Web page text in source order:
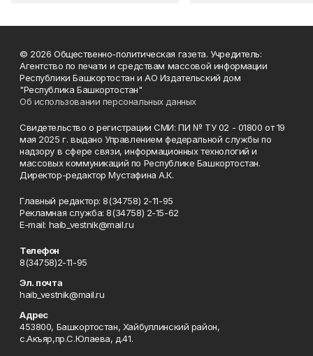
© 2026 Общественно-политическая газета. Учредитель:
Агентство по печати и средствам массовой информации
Республики Башкортостан и АО Издательский дом
"Республика Башкортостан"
Об использовании персональных данных
Свидетельство о регистрации СМИ: ПИ № ТУ 02 - 01800 от 19
мая 2025 г. выдано Управлением федеральной службы по
надзору в сфере связи, информационных технологий и
массовых коммуникаций по Республике Башкортостан.
Директор-редактор Мустафина А.К.
Главный редактор: 8(34758) 2-11-95
Рекламная служба: 8(34758) 2-15-62
Е-mаil: haib_vestnik@mail.ru
Телефон
8(34758)2-11-95
Эл. почта
haib_vestnik@mail.ru
Адрес
453800, Башкортостан, Хайбуллинский район,
с.Акъяр,пр.С.Юлаева, д.41.